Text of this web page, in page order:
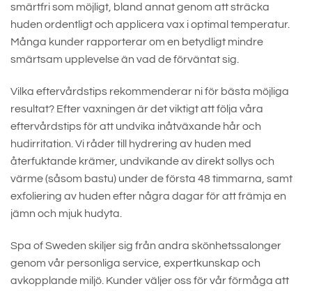
smärtfri som möjligt, bland annat genom att sträcka
huden ordentligt och applicera vax i optimal temperatur.
Många kunder rapporterar om en betydligt mindre
smärtsam upplevelse än vad de förväntat sig.
Vilka eftervårdstips rekommenderar ni för bästa möjliga
resultat? Efter vaxningen är det viktigt att följa våra
eftervårdstips för att undvika inåtväxande hår och
hudirritation. Vi råder till hydrering av huden med
återfuktande krämer, undvikande av direkt sollys och
värme (såsom bastu) under de första 48 timmarna, samt
exfoliering av huden efter några dagar för att främja en
jämn och mjuk hudyta.
Spa of Sweden skiljer sig från andra skönhetssalonger
genom vår personliga service, expertkunskap och
avkopplande miljö. Kunder väljer oss för vår förmåga att